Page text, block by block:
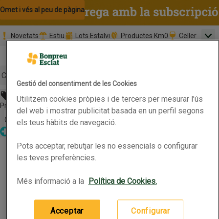
Omet i vés al contingut
Omet i vés a la cerca
Omet i vés al peu de pàgina
Novetats Estiu Lots Estalvi Productes Km0 Celler
Promoció clients nous
Botó del menú principal
Abans 13,95€
Preu rebaixat. Vàlid fins 13/07/2026
Obre-ho per veure una llista de les opcions d'ordenació
Ordena
Productes en oferta
BEAUTERRA Xampú anticaspa
Parafarmàcia
BEAUTERRA Xampú anticaspa
750ml (1,86 € per 100 ml)
13,95 €
Afegeix
Gestió del consentiment de les Cookies
Utilitzem cookies pròpies i de tercers per mesurar l’ús
del web i mostrar publicitat basada en un perfil segons
els teus hàbits de navegació.
Pots acceptar, rebutjar les no essencials o configurar
les teves preferències.
Més informació a la Política de Cookies.
Configurar
Acceptar